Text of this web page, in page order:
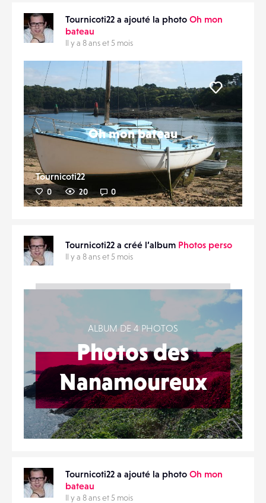
Tournicoti22 a ajouté la photo Oh mon
bateau
Il y a 8 ans et 5 mois
Oh mon bateau
Tournicoti22
0 20 0
Tournicoti22 a créé l’album Photos perso
Il y a 8 ans et 5 mois
ALBUM DE 4 PHOTOS
Photos des
Nanamoureux
Tournicoti22 a ajouté la photo Oh mon
bateau
Il y a 8 ans et 5 mois